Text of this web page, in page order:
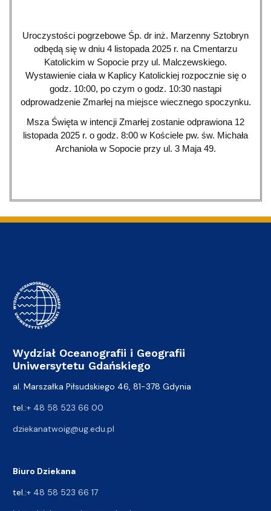
Uroczystości pogrzebowe Śp. dr inż. Marzenny Sztobryn
odbędą się w dniu 4 listopada 2025 r. na Cmentarzu
Katolickim w Sopocie przy ul. Malczewskiego.
Wystawienie ciała w Kaplicy Katolickiej rozpocznie się o
godz. 10:00, po czym o godz. 10:30 nastąpi
odprowadzenie Zmarłej na miejsce wiecznego spoczynku.
Msza Święta w intencji Zmarłej zostanie odprawiona 12
listopada 2025 r. o godz. 8:00 w Kościele pw. św. Michała
Archanioła w Sopocie przy ul. 3 Maja 49.
Wydział Oceanografii i Geografii
Uniwersytetu Gdańskiego
al. Marszałka Piłsudskiego 46, 81-378 Gdynia
tel.:+ 48 58 523 66 00
dziekanatwoig@ug.edu.pl
Biuro Dziekana
tel.:+ 48 58 523 66 17